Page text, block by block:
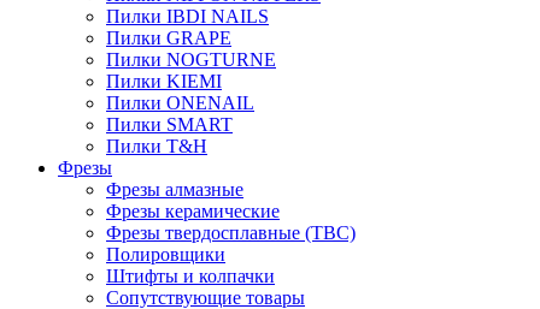
Пилки IBDI NAILS
Пилки GRAPE
Пилки NOGTURNE
Пилки KIEMI
Пилки ONENAIL
Пилки SMART
Пилки T&H
Фрезы
Фрезы алмазные
Фрезы керамические
Фрезы твердосплавные (ТВС)
Полировщики
Штифты и колпачки
Сопутствующие товары